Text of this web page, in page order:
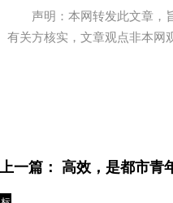
声明：本网转发此文章，
有关方核实，文章观点非本网
上一篇： 高效，是都市青